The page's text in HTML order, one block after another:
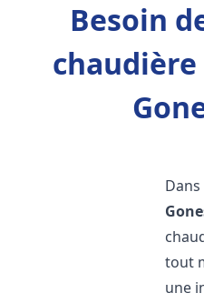
Besoin
chaudière
tout
une